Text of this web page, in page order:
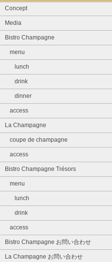
Concept
Media
Bistro Champagne
menu
lunch
drink
dinner
access
La Champagne
coupe de champagne
access
Bistro Champagne Trésors
menu
lunch
drink
access
Bistro Champagne お問い合わせ
La Champagne お問い合わせ